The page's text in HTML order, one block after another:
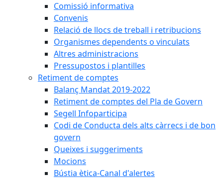
Comissió informativa
Convenis
Relació de llocs de treball i retribucions
Organismes dependents o vinculats
Altres administracions
Pressupostos i plantilles
Retiment de comptes
Balanç Mandat 2019-2022
Retiment de comptes del Pla de Govern
Segell Infoparticipa
Codi de Conducta dels alts càrrecs i de bon
govern
Queixes i suggeriments
Mocions
Bústia ètica-Canal d'alertes